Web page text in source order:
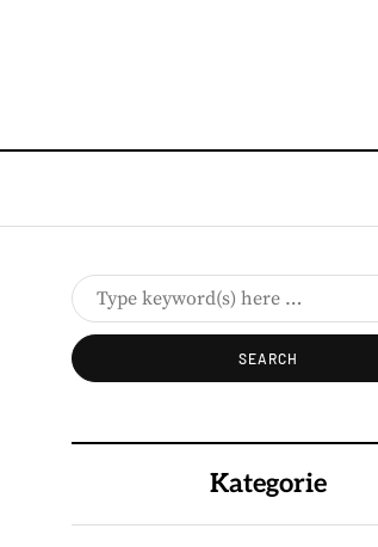
Kategorie